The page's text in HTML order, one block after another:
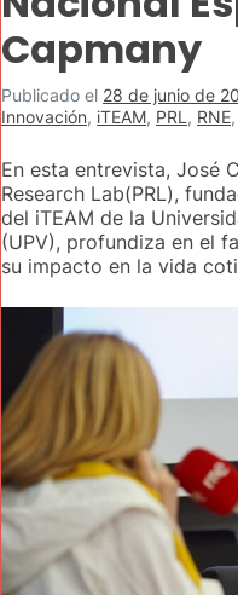
Capmany
Publicado el 28 de junio de
Innovación, iTEAM, PRL , RNE,
En esta entrevista, José
Research Lab(PRL),
del iTEAM de la
(UPV), profundiza en el
su impacto en la vida